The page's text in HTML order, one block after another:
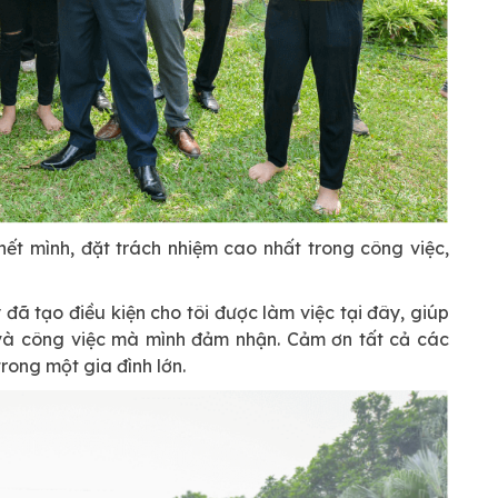
mình, đặt trách nhiệm cao nhất trong công việc,
tạo điều kiện cho tôi được làm việc tại đây, giúp
công việc mà mình đảm nhận. Cảm ơn tất cả các
một gia đình lớn.